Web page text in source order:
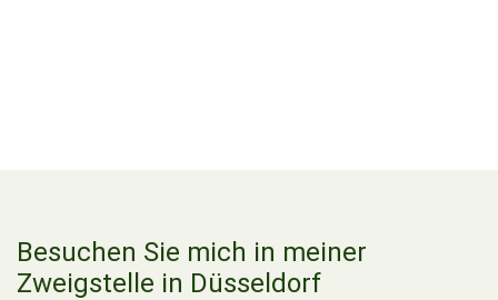
Besuchen Sie mich in meiner
Zweigstelle in Düsseldorf